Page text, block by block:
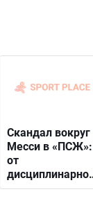
Скандал вокруг
Месси в «ПСЖ»:
от
решения до